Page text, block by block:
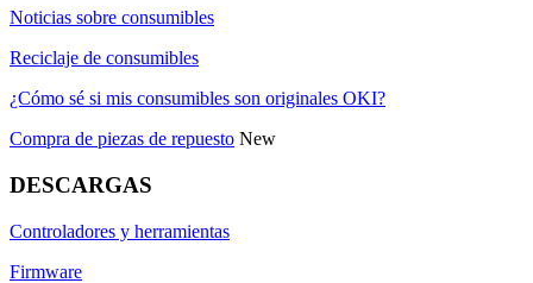
Noticias sobre consumibles
Reciclaje de consumibles
¿Cómo sé si mis consumibles son originales OKI?
Compra de piezas de repuesto New
DESCARGAS
Controladores y herramientas
Firmware